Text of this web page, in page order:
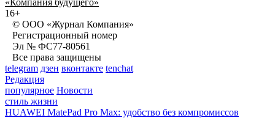
«Компания будущего»
16+
© ООО «Журнал Компания»
Регистрационный номер
Эл № ФС77-80561
Все права защищены
telegram дзен вконтакте tenchat
Редакция
популярное Новости
стиль жизни
HUAWEI MatePad Pro Max: удобство без компромиссов